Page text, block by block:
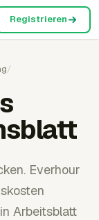
Registrieren
/
Everhour
Arbeitsblatt